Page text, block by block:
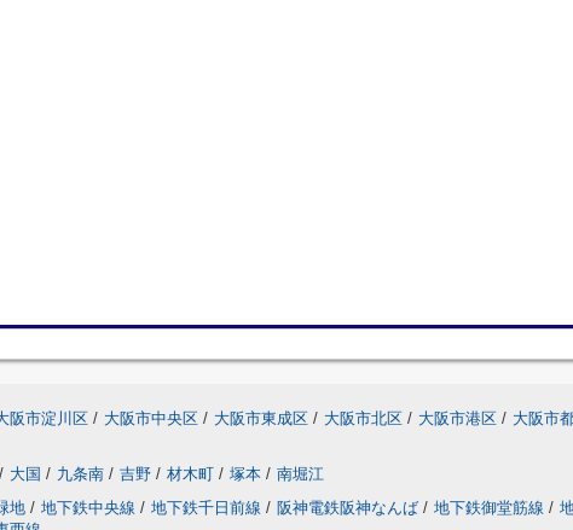
阪市淀川区 / 大阪市中央区 / 大阪市東成区 / 大阪市北区 / 大阪市港区 / 大阪市
/ 大国 / 九条南 / 吉野 / 材木町 / 塚本 / 南堀江
地 / 地下鉄中央線 / 地下鉄千日前線 / 阪神電鉄阪神なんば / 地下鉄御堂筋線 /